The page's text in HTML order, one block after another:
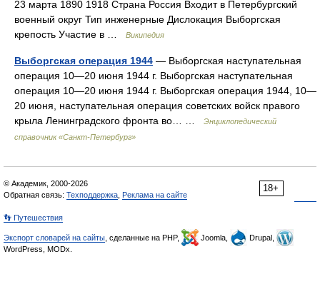
23 марта 1890 1918 Страна Россия Входит в Петербургский
военный округ Тип инженерные Дислокация Выборгская
крепость Участие в …
Википедия
Выборгская операция 1944 — Выборгская наступательная
операция 10—20 июня 1944 г. Выборгская наступательная
операция 10—20 июня 1944 г. Выборгская операция 1944, 10—
20 июня, наступательная операция советских войск правого
крыла Ленинградского фронта во… …
Энциклопедический
справочник «Санкт-Петербург»
18+
© Академик, 2000-2026
Обратная связь: Техподдержка Реклама на сайте
👣 Путешествия
Экспорт словарей на сайты , сделанные на PHP, Joomla,
Drupal,
WordPress, MODx.